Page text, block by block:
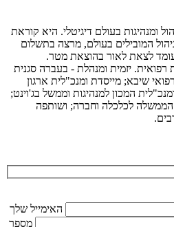
ומנהיגות בעולם דיגיטלי. היא קוראת
המובילים בעולם, מרצה בתשלום
לצאת לאור בהוצאת מטר.
רפואית. יזמית ומנהלת - בעברה סגנית
שיבא; מייסדת ומנכ"לית ארגון
המכון למנהיגות וממשל בג'וינט;
לכלכלה וחברה; ושותפה
האימייל שלך
מספר